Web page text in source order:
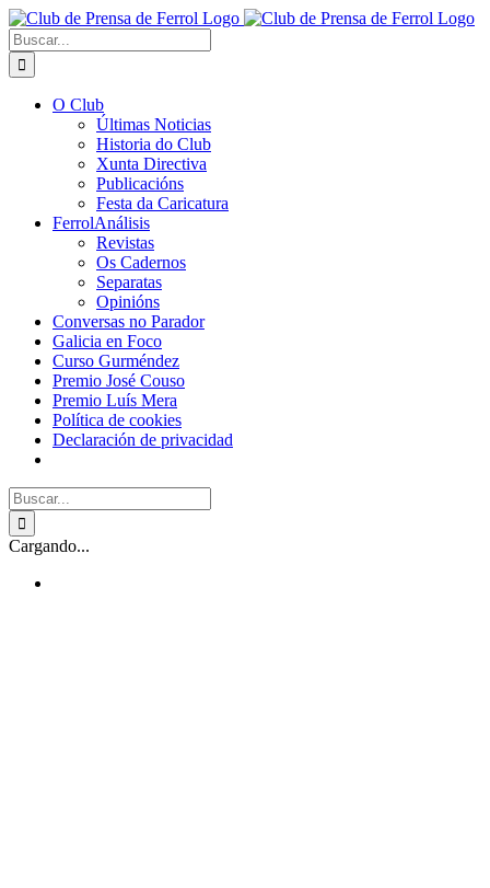
Saltar
al
contenido
Buscar:
O Club
Últimas Noticias
Historia do Club
Xunta Directiva
Publicacións
Festa da Caricatura
FerrolAnálisis
Revistas
Os Cadernos
Separatas
Opinións
Conversas no Parador
Galicia en Foco
Curso Gurméndez
Premio José Couso
Premio Luís Mera
Política de cookies
Declaración de privacidad
Buscar:
Cargando...